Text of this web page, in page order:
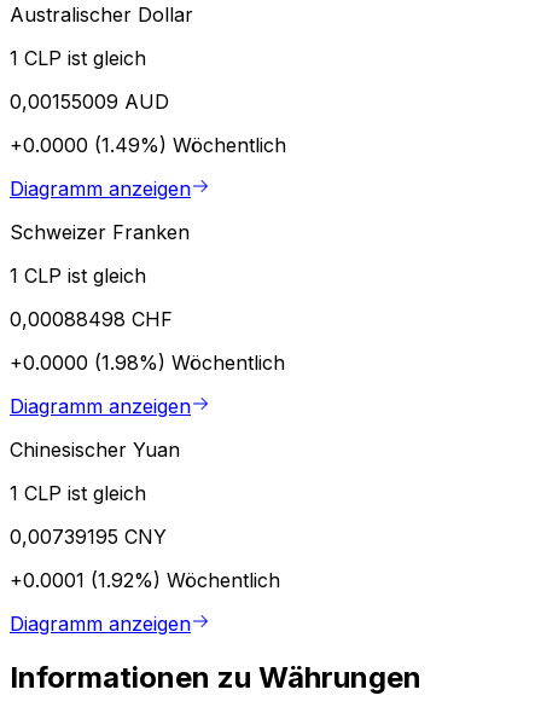
Australischer Dollar
1 CLP ist gleich
0,00155009 AUD
+0.0000 (1.49%) Wöchentlich
Diagramm anzeigen
Schweizer Franken
1 CLP ist gleich
0,00088498 CHF
+0.0000 (1.98%) Wöchentlich
Diagramm anzeigen
Chinesischer Yuan
1 CLP ist gleich
0,00739195 CNY
+0.0001 (1.92%) Wöchentlich
Diagramm anzeigen
Informationen zu Währungen